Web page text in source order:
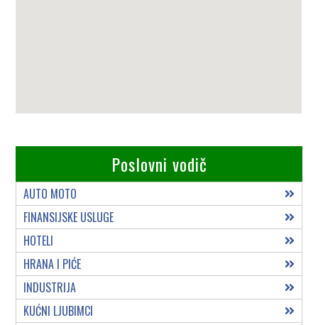
Poslovni vodič
AUTO MOTO
FINANSIJSKE USLUGE
HOTELI
HRANA I PIĆE
INDUSTRIJA
KUĆNI LJUBIMCI